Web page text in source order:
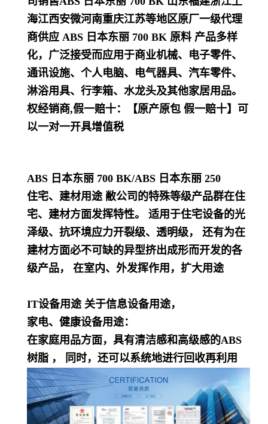
海江西安微河南重庆江苏等地区原厂一级代理
商供应 ABS 日本东丽 700 BK 原料 产品多样
化， 广泛接受而应用于商业机械、电子零件、
通讯设施、个人电脑、电气器具、汽车零件、
淋浴用具、行李箱、水龙头及其他家居用品。
权经销商,假一赔十：【原产原包 假一赔十】可
以一对一开具增值税
ABS 日本东丽 700 BK/ABS 日本东丽 250
住宅、建材用途 敝公司的特殊等级产品群在住
宅、建材方面发挥特性。 适用于住宅设备的光
泽级、抗环境应力开裂级、透明级， 还有为在
建材方面必不可缺的异型挤出成形而开发的各
级产品， 在室内、外发挥作用，扩大用途
IT设备用途 关于信息设备用途，
家电、健康设备用途：
在家庭用品方面，具有清洁感和高级感的ABS
树脂 ， 同时，还可以系统地进行回收再利用